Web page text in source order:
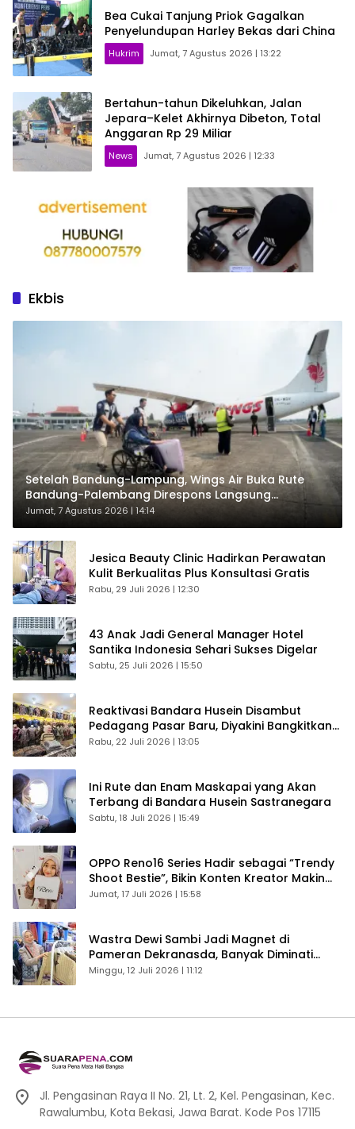
Bea Cukai Tanjung Priok Gagalkan
Penyelundupan Harley Bekas dari China
Hukrim Jumat, 7 Agustus 2026 | 13:22
Bertahun-tahun Dikeluhkan, Jalan
Jepara–Kelet Akhirnya Dibeton, Total
Anggaran Rp 29 Miliar
News Jumat, 7 Agustus 2026 | 12:33
Ekbis
Setelah Bandung-Lampung, Wings Air Buka Rute
Bandung-Palembang Direspons Langsung
Penumpang
Jumat, 7 Agustus 2026 | 14:14
Jesica Beauty Clinic Hadirkan Perawatan
Kulit Berkualitas Plus Konsultasi Gratis
Rabu, 29 Juli 2026 | 12:30
43 Anak Jadi General Manager Hotel
Santika Indonesia Sehari Sukses Digelar
Sabtu, 25 Juli 2026 | 15:50
Reaktivasi Bandara Husein Disambut
Pedagang Pasar Baru, Diyakini Bangkitkan
Kembali Ekonomi Bandung
Rabu, 22 Juli 2026 | 13:05
Ini Rute dan Enam Maskapai yang Akan
Terbang di Bandara Husein Sastranegara
Sabtu, 18 Juli 2026 | 15:49
OPPO Reno16 Series Hadir sebagai “Trendy
Shoot Bestie”, Bikin Konten Kreator Makin
Betah
Jumat, 17 Juli 2026 | 15:58
Wastra Dewi Sambi Jadi Magnet di
Pameran Dekranasda, Banyak Diminati
Pengunjung
Minggu, 12 Juli 2026 | 11:12
Jl. Pengasinan Raya II No. 21, Lt. 2, Kel. Pengasinan, Kec.
Rawalumbu, Kota Bekasi, Jawa Barat. Kode Pos 17115